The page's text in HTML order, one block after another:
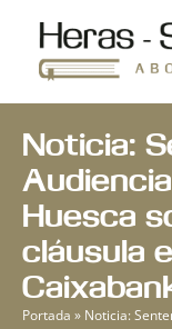
contenido
Noticia:
Huesca
cláusula
Portada » Noticia: